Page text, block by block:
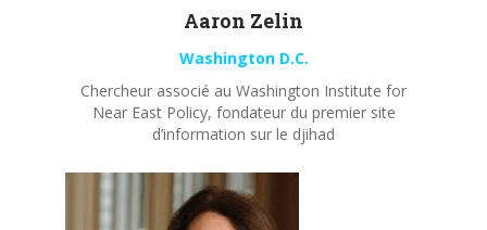
Aaron Zelin
Washington D.C.
Chercheur associé au Washington Institute for
Near East Policy, fondateur du premier site
d’information sur le djihad